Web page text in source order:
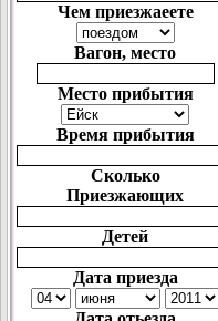
Чем приезжаеете
Вагон, место
Место прибытия
Время прибытия
Сколько
Приезжающих
Детей
Дата приезда